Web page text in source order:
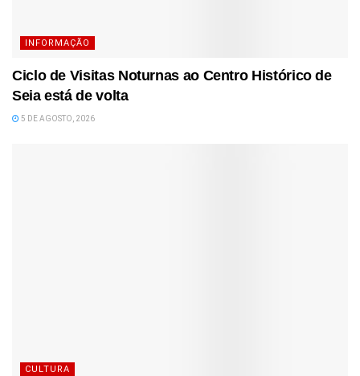
INFORMAÇÃO
Ciclo de Visitas Noturnas ao Centro Histórico de
Seia está de volta
5 DE AGOSTO, 2026
CULTURA